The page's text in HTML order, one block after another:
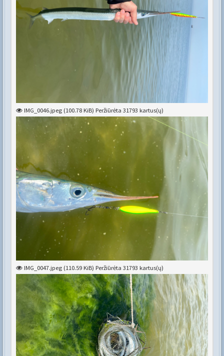
IMG_0046.jpeg (100.78 KiB) Peržiūrėta 31793 kartus(ų)
IMG_0047.jpeg (110.59 KiB) Peržiūrėta 31793 kartus(ų)